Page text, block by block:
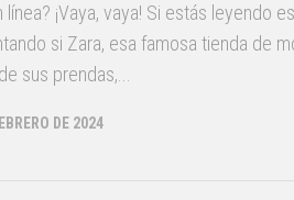
¡Vaya, vaya! Si estás leyendo
si Zara, esa famosa tienda de
sus prendas,...
DE 2024